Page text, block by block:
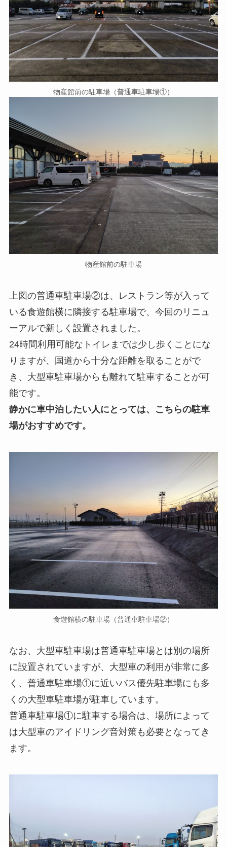
物産館前の駐車場（普通車駐車場①）
物産館前の駐車場
上図の普通車駐車場②は、レストラン等が入って
いる食遊館横に隣接する駐車場で、今回のリニュ
ーアルで新しく設置されました。
24時間利用可能なトイレまでは少し歩くことにな
りますが、国道から十分な距離を取ることがで
き、大型車駐車場からも離れて駐車することが可
能です。
静かに車中泊したい人にとっては、こちらの駐車
場がおすすめです。
食遊館横の駐車場（普通車駐車場②）
なお、大型車駐車場は普通車駐車場とは別の場所
に設置されていますが、大型車の利用が非常に多
く、普通車駐車場①に近いバス優先駐車場にも多
くの大型車駐車場が駐車しています。
普通車駐車場①に駐車する場合は、場所によって
は大型車のアイドリング音対策も必要となってき
ます。